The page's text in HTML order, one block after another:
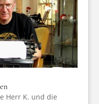
Herr K. und die